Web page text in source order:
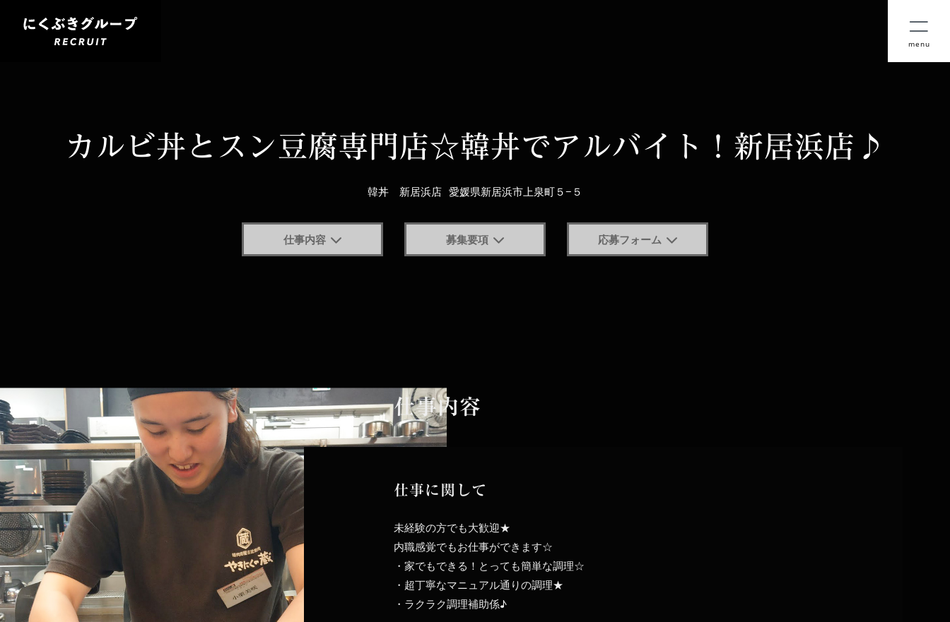
menu
カルビ丼とスン豆腐専門店☆韓丼でアルバイト！新居浜店♪
韓丼 新居浜店 愛媛県新居浜市上泉町５−５
仕事内容 募集要項 応募フォーム
仕事内容
仕事に関して
未経験の方でも大歓迎★
内職感覚でもお仕事ができます☆
・家でもできる！とっても簡単な調理☆
・超丁寧なマニュアル通りの調理★
・ラクラク調理補助係♪